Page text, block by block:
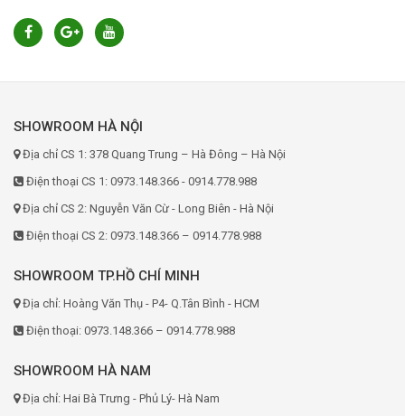
SHOWROOM HÀ NỘI
Địa chỉ CS 1: 378 Quang Trung – Hà Đông – Hà Nội
Điện thoại CS 1: 0973.148.366 - 0914.778.988
Địa chỉ CS 2: Nguyễn Văn Cừ - Long Biên - Hà Nội
Điện thoại CS 2: 0973.148.366 – 0914.778.988
SHOWROOM TP.HỒ CHÍ MINH
Địa chỉ: Hoàng Văn Thụ - P4- Q.Tân Bình - HCM
Điện thoại: 0973.148.366 – 0914.778.988
SHOWROOM HÀ NAM
Địa chỉ: Hai Bà Trưng - Phủ Lý- Hà Nam